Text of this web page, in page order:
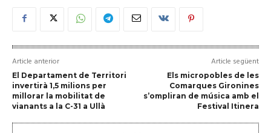
Article anterior
El Departament de Territori
invertirà 1,5 milions per
millorar la mobilitat de
vianants a la C-31 a Ullà
Article següent
Els micropobles de les
Comarques Gironines
s’ompliran de música amb el
Festival Itinera